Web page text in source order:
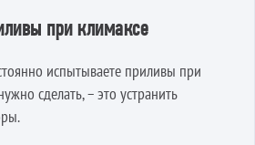
при климаксе
испытываете приливы при
сделать, – это устранить